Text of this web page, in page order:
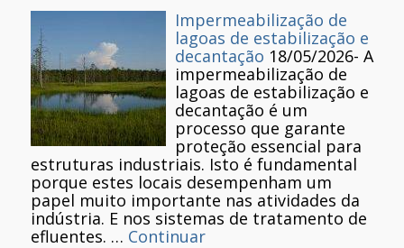
Impermeabilização de
lagoas de estabilização e
decantação 18/05/2026- A
impermeabilização de
lagoas de estabilização e
decantação é um
processo que garante
proteção essencial para
estruturas industriais. Isto é fundamental
porque estes locais desempenham um
papel muito importante nas atividades da
indústria. E nos sistemas de tratamento de
efluentes. … Continuar